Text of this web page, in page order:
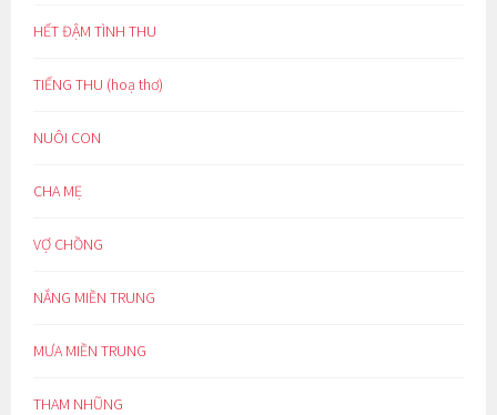
HẾT ĐẬM TÌNH THU
TIẾNG THU (hoạ thơ)
NUÔI CON
CHA MẸ
VỢ CHỒNG
NẮNG MIỀN TRUNG
MƯA MIỀN TRUNG
THAM NHŨNG